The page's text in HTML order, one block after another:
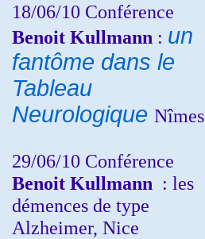
18/06/10 Conférence
Benoit Kullmann : un
fantôme dans le
Tableau
Neurologique Nîmes
29/06/10 Conférence
Benoit Kullmann : les
démences de type
Alzheimer, Nice